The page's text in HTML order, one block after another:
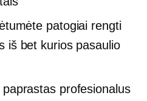
patogiai rengti
iš bet kurios pasaulio
paprastas profesionalus